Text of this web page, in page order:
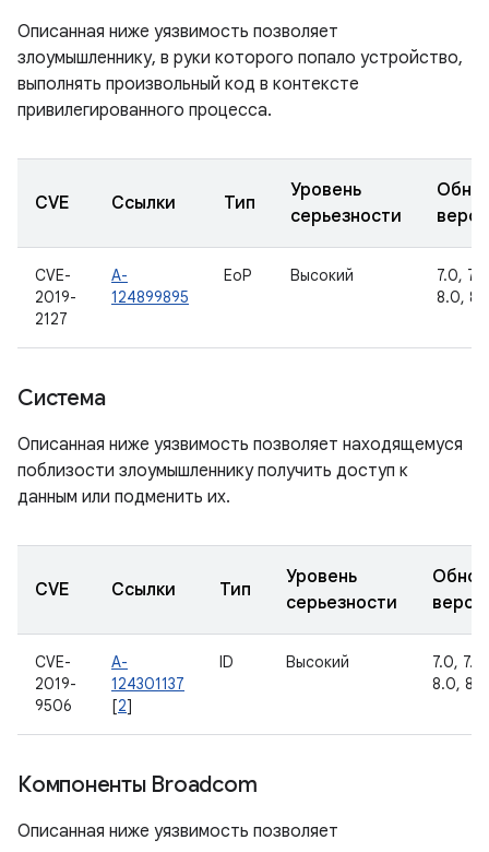
Описанная ниже уязвимость позволяет
злоумышленнику, в руки которого попало устройство,
выполнять произвольный код в контексте
привилегированного процесса.
CVE Ссылки Тип
Уровень
серьезности
CVE-
2019-
2127
A-
124899895
EoP Высокий
7.0,
8.0,
Система
Описанная ниже уязвимость позволяет находящемуся
поблизости злоумышленнику получить доступ к
данным или подменить их.
CVE Ссылки Тип
Уровень
серьезности
CVE-
2019-
9506
A-
124301137
[2]
ID Высокий
7.0,
8.0,
Компоненты Broadcom
Описанная ниже уязвимость позволяет